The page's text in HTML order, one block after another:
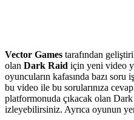
Vector Games tarafından
olan Dark Raid için yeni video
oyuncuların kafasında bazı soru
bu video ile bu sorularınıza
platformonuda çıkacak olan
izleyebilirsiniz. Ayrıca oyunun